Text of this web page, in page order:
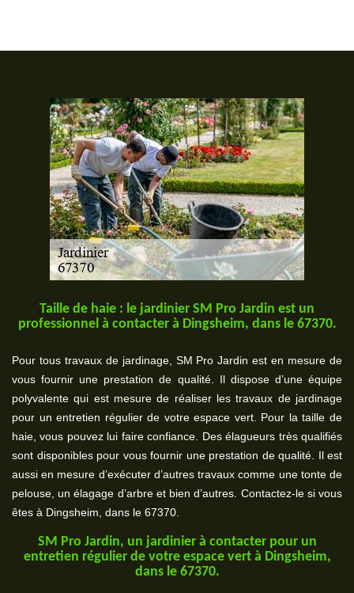
Taille de haie : le jardinier SM Pro Jardin est un
professionnel à contacter à Dingsheim, dans le 67370.
Pour tous travaux de jardinage, SM Pro Jardin est en mesure de
vous fournir une prestation de qualité. Il dispose d’une équipe
polyvalente qui est mesure de réaliser les travaux de jardinage
pour un entretien régulier de votre espace vert. Pour la taille de
haie, vous pouvez lui faire confiance. Des élagueurs très qualifiés
sont disponibles pour vous fournir une prestation de qualité. Il est
aussi en mesure d’exécuter d’autres travaux comme une tonte de
pelouse, un élagage d’arbre et bien d’autres. Contactez-le si vous
êtes à Dingsheim, dans le 67370.
SM Pro Jardin, un jardinier à contacter pour un
entretien régulier de votre espace vert à Dingsheim,
dans le 67370.